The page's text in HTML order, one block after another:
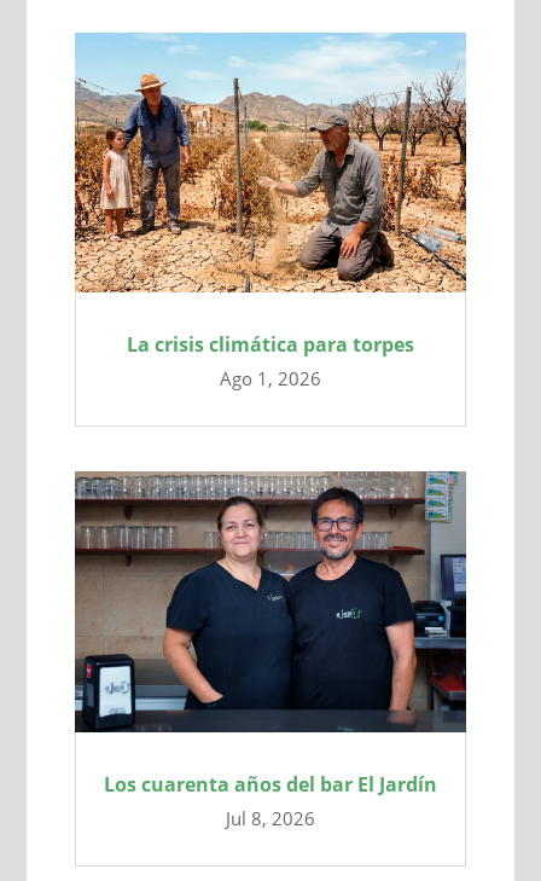
La crisis climática para torpes
Ago 1, 2026
Los cuarenta años del bar El Jardín
Jul 8, 2026